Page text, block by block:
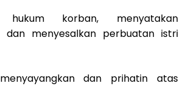
hukum korban, menyatakan
dan menyesalkan perbuatan istri
dan prihatin atas